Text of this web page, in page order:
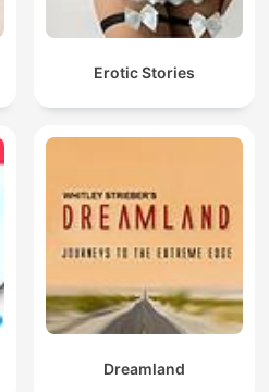
Erotic Stories
Dreamland